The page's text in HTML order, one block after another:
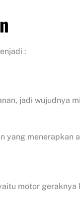
:
jadi wujudnya
yang menerapkan
motor